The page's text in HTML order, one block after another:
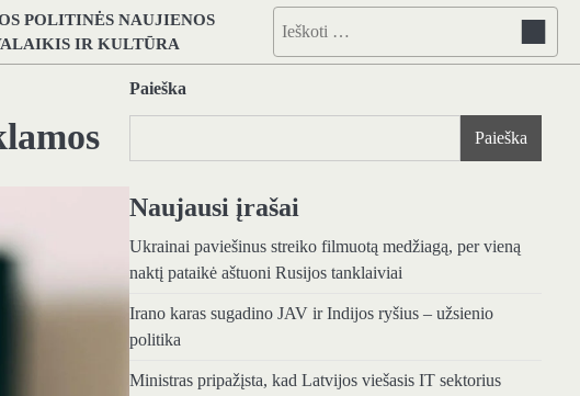
POLITINĖS NAUJIENOS
IR KULTŪRA
Ieškoti:
Paieška
Paieška
Naujausi įrašai
Ukrainai paviešinus streiko filmuotą medžiagą, per vieną
naktį pataikė aštuoni Rusijos tanklaiviai
Irano karas sugadino JAV ir Indijos ryšius – užsienio
politika
Ministras pripažįsta, kad Latvijos viešasis IT sektorius